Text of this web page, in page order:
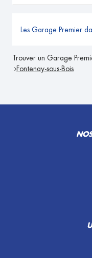
Les Garage Premier
Trouver un Garage
Fontenay-sous-Bois